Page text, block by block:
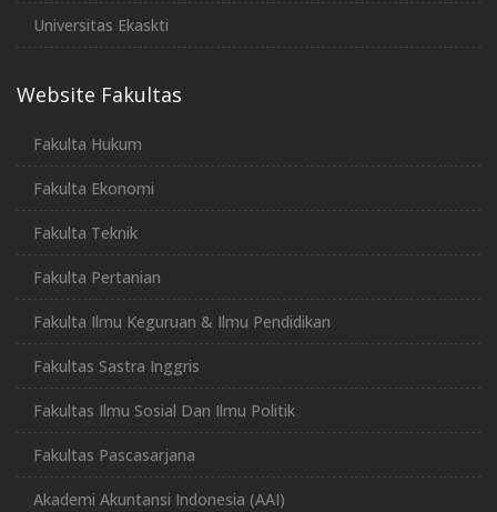
Universitas Ekaskti
Website Fakultas
Fakulta Hukum
Fakulta Ekonomi
Fakulta Teknik
Fakulta Pertanian
Fakulta Ilmu Keguruan & Ilmu Pendidikan
Fakultas Sastra Inggris
Fakultas Ilmu Sosial Dan Ilmu Politik
Fakultas Pascasarjana
Akademi Akuntansi Indonesia (AAI)